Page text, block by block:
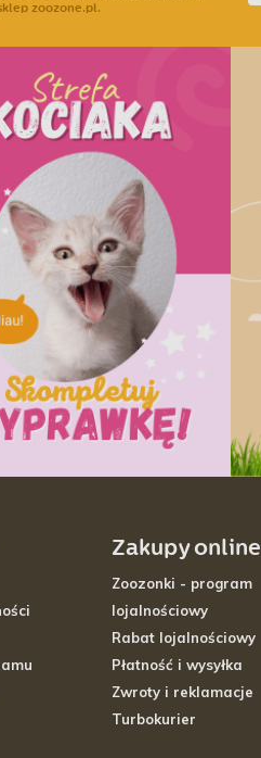
zoozone.pl.
Zakupy online
Zoozonki - program
lojalnościowy
Rabat lojalnościowy
Płatność i wysyłka
Zwroty i reklamacje
Turbokurier